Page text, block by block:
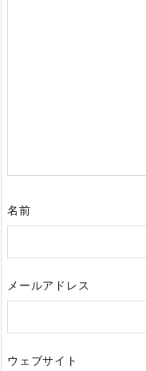
名前
メールアドレス
ウェブサイト